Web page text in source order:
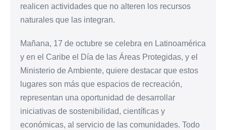
realicen actividades que no alteren los recursos
naturales que las integran.
Mañana, 17 de octubre se celebra en Latinoamérica
y en el Caribe el Día de las Áreas Protegidas, y el
Ministerio de Ambiente, quiere destacar que estos
lugares son más que espacios de recreación,
representan una oportunidad de desarrollar
iniciativas de sostenibilidad, científicas y
económicas, al servicio de las comunidades. Todo